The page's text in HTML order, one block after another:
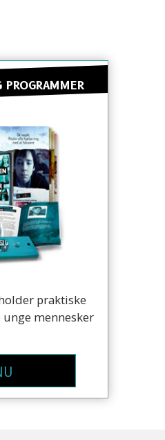
PROGRAMMER
praktiske
mennesker